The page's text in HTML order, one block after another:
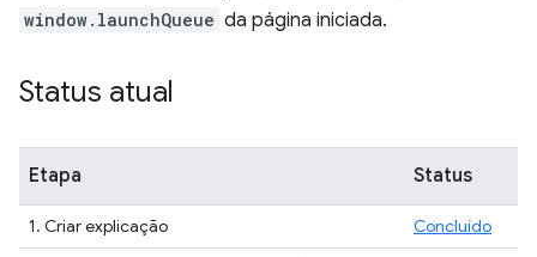
window.launchQueue da página iniciada.
Status atual
Etapa Status
1. Criar explicação
Concluído